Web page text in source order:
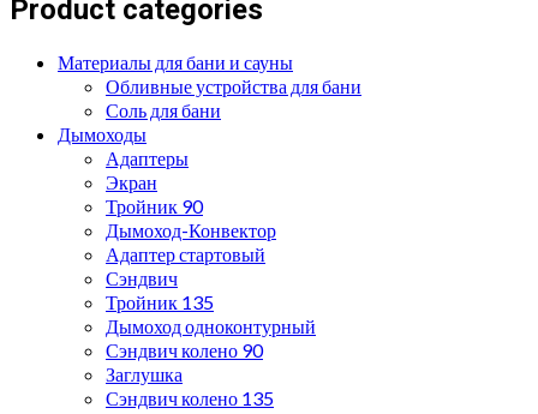
Product categories
Материалы для бани и сауны
Обливные устройства для бани
Соль для бани
Дымоходы
Адаптеры
Экран
Тройник 90
Дымоход-Конвектор
Адаптер стартовый
Сэндвич
Тройник 135
Дымоход одноконтурный
Сэндвич колено 90
Заглушка
Сэндвич колено 135